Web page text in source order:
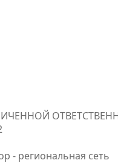
- региональная сеть